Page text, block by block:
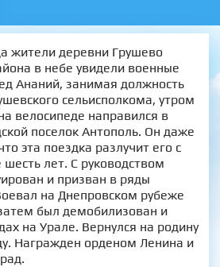
жители деревни Грушево
в небе увидели военные
Ананий, занимая должность
сельисполкома, утром
велосипеде направился в
поселок Антополь. Он даже
эта поездка разлучит его с
лет. С руководством
и призван в ряды
на Днепровском рубеже
был демобилизован и
на Урале. Вернулся на родину
Награжден орденом Ленина и